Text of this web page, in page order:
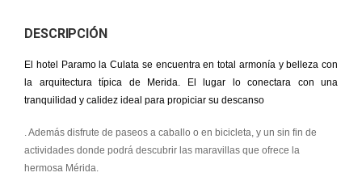
DESCRIPCIÓN
El hotel Paramo la Culata se encuentra en total armonía y belleza con
la arquitectura típica de Merida. El lugar lo conectara con una
tranquilidad y calidez ideal para propiciar su descanso
. Además disfrute de paseos a caballo o en bicicleta, y un sin fin de
actividades donde podrá descubrir las maravillas que ofrece la
hermosa Mérida.